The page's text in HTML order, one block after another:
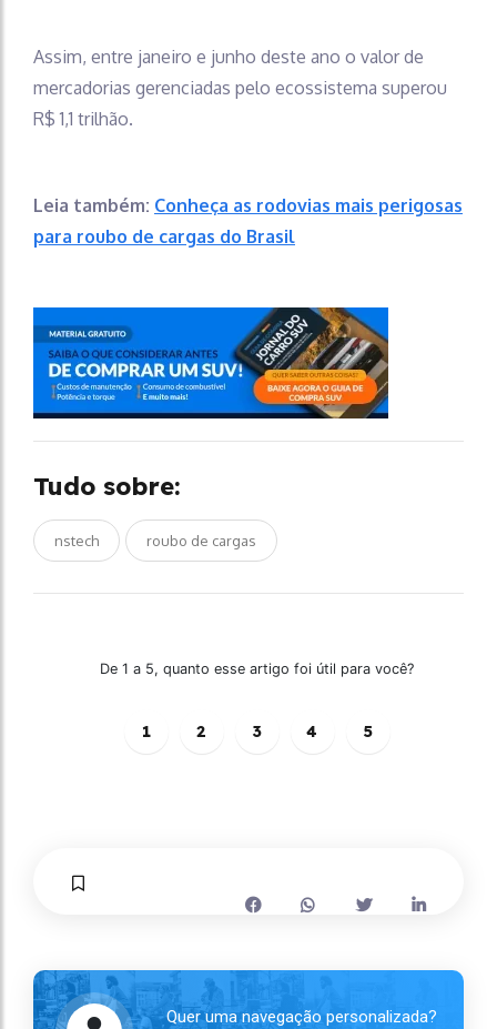
Assim, entre janeiro e junho deste ano o valor de
mercadorias gerenciadas pelo ecossistema superou
R$ 1,1 trilhão.
Leia também: Conheça as rodovias mais perigosas
para roubo de cargas do Brasil
Tudo sobre:
nstech roubo de cargas
De 1 a 5, quanto esse artigo foi útil para você?
1 2 3 4 5
Quer uma navegação personalizada?